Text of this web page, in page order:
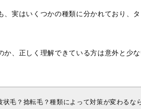
、実はいくつかの種類に分かれており、
か、正しく理解できている方は意外と少
状毛？捻転毛？種類によって対策が変わるなら